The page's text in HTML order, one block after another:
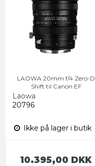
LAOWA 20mm f/4 Zero-D
Shift til Canon EF
Laowa
20796
Ikke på lager i butik
10.395,00 DKK